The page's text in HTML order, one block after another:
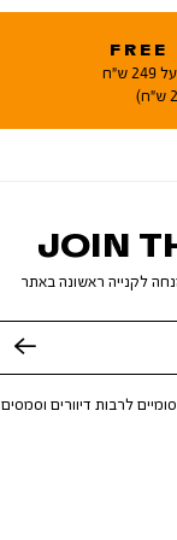
JOIN
לרבות דיוורים וסמסים